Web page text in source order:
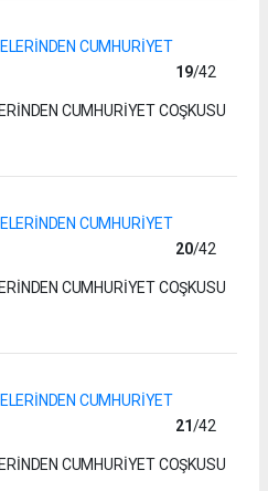
19/42
CUMHURİYET COŞKUSU
20/42
CUMHURİYET COŞKUSU
21/42
CUMHURİYET COŞKUSU